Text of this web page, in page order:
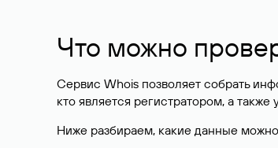
Что можно
Сервис Whois позволяет собрать
кто является регистратором, а также
Ниже разбираем, какие данные